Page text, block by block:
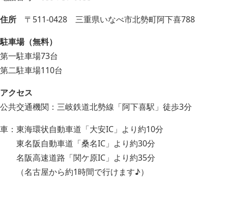
住所 〒511-0428 三重県いなべ市北勢町阿下喜788
駐車場（無料）
第一駐車場73台
第二駐車場110台
アクセス
公共交通機関：三岐鉄道北勢線「阿下喜駅」徒歩3分
車：東海環状自動車道「大安IC」より約10分
東名阪自動車道「桑名IC」より約30分
名阪高速道路「関ケ原IC」より約35分
（名古屋から約1時間で行けます♪）